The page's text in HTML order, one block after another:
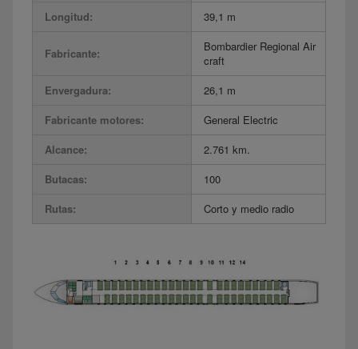
Longitud:
39,1 m
Fabricante:
Bombardier Regional Air
craft
Envergadura:
26,1 m
Fabricante motores:
General Electric
Alcance:
2.761 km.
Butacas:
100
Rutas:
Corto y medio radio